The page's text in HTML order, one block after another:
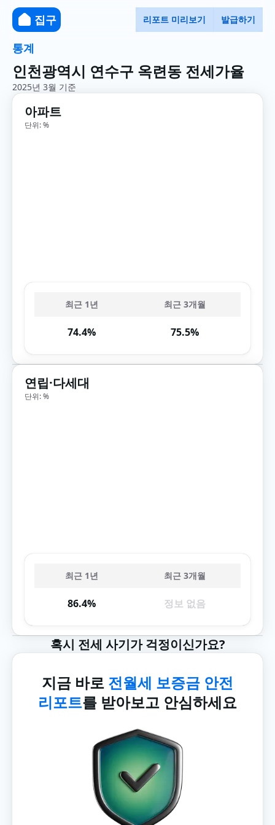
집구 리포트 미리보기 발급하기
통계
인천광역시 연수구 옥련동 전세가율
2025년 3월 기준
아파트
단위: %
최근 1년 최근 3개월
74.4% 75.5%
연립·다세대
단위: %
최근 1년 최근 3개월
86.4% 정보 없음
혹시 전세 사기가 걱정이신가요?
지금 바로 전월세 보증금 안전
리포트를 받아보고 안심하세요